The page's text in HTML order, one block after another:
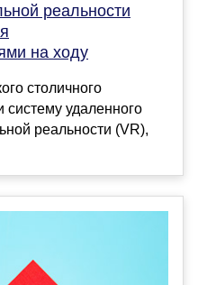
реальности
на ходу
столичного
систему удаленного
реальности (VR),